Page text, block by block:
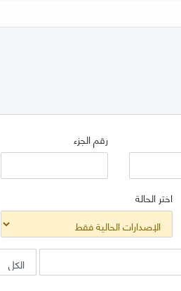
رقم الجزء
اختر الحالة